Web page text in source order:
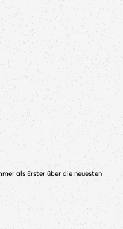
als Erster über die neuesten